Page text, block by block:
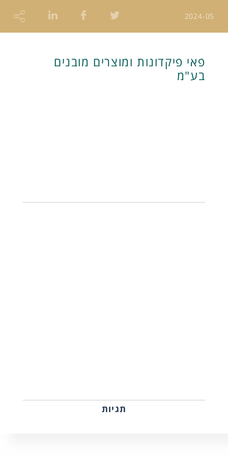
2024-05
פאי פיקדונות ומוצרים מובנים
בע"מ
תגיות